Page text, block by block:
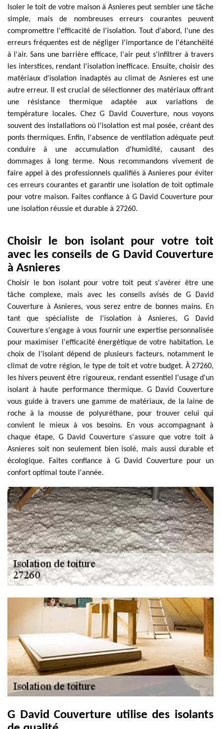
Isoler le toit de votre maison à Asnieres peut sembler une tâche
simple, mais de nombreuses erreurs courantes peuvent
compromettre l'efficacité de l'isolation. Tout d'abord, l'une des
erreurs fréquentes est de négliger l'importance de l'étanchéité
à l'air. Sans une barrière efficace, l'air peut s'infiltrer à travers
les interstices, rendant l'isolation inefficace. Ensuite, choisir des
matériaux d'isolation inadaptés au climat de Asnieres est une
autre erreur. Il est crucial de sélectionner des matériaux offrant
une résistance thermique adaptée aux variations de
température locales. Chez G David Couverture, nous voyons
souvent des installations où l'isolation est mal posée, créant des
ponts thermiques. Enfin, l'absence de ventilation adéquate peut
conduire à une accumulation d'humidité, causant des
dommages à long terme. Nous recommandons vivement de
faire appel à des professionnels qualifiés à Asnieres pour éviter
ces erreurs courantes et garantir une isolation de toit optimale
pour votre maison. Faites confiance à G David Couverture pour
une isolation réussie et durable à 27260.
Choisir le bon isolant pour votre toit
avec les conseils de G David Couverture
à Asnieres
Choisir le bon isolant pour votre toit peut s'avérer être une
tâche complexe, mais avec les conseils avisés de G David
Couverture à Asnieres, vous serez entre de bonnes mains. En
tant que spécialiste de l'isolation à Asnieres, G David
Couverture s'engage à vous fournir une expertise personnalisée
pour maximiser l'efficacité énergétique de votre habitation. Le
choix de l'isolant dépend de plusieurs facteurs, notamment le
climat de votre région, le type de toit et votre budget. À 27260,
les hivers peuvent être rigoureux, rendant essentiel l'usage d'un
isolant à haute performance thermique. G David Couverture
vous guide à travers une gamme de matériaux, de la laine de
roche à la mousse de polyuréthane, pour trouver celui qui
convient le mieux à vos besoins. En vous accompagnant à
chaque étape, G David Couverture s'assure que votre toit à
Asnieres soit non seulement bien isolé, mais aussi durable et
écologique. Faites confiance à G David Couverture pour un
confort optimal toute l'année.
G David Couverture utilise des isolants